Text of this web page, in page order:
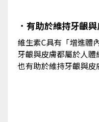
．有助於維持牙齦
維生素C具有「增進體
牙齦與皮膚都屬於人
也有助於維持牙齦與皮